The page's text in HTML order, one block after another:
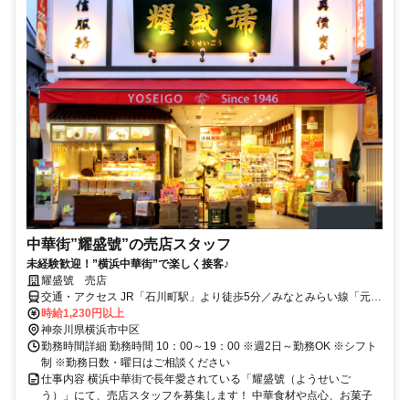
中華街”耀盛號”の売店スタッフ
未経験歓迎！”横浜中華街”で楽しく接客♪
耀盛號 売店
交通・アクセス JR「石川町駅」より徒歩5分／みなとみらい線「元
町・中華街駅」より徒歩10分
時給1,230円以上
神奈川県横浜市中区
勤務時間詳細 勤務時間 10：00～19：00 ※週2日～勤務OK ※シフト
制 ※勤務日数・曜日はご相談ください
仕事内容 横浜中華街で長年愛されている「耀盛號（ようせいご
う）」にて、売店スタッフを募集します！ 中華食材や点心、お菓子